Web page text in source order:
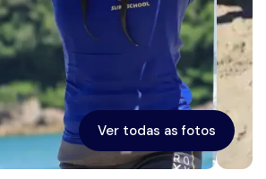
Ver todas as fotos